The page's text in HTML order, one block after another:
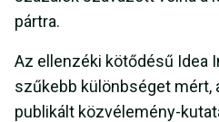
pártra.
Az ellenzéki kötődésű Idea
szűkebb különbséget mért,
publikált közvélemény-